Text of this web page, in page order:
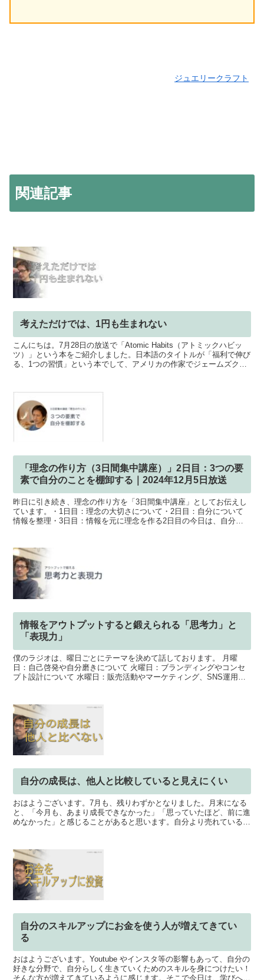
ジュエリークラフト
関連記事
考えただけでは、1円も生まれない
こんにちは。7月28日の放送で「Atomic Habits（アトミックハビッ
ツ）」という本をご紹介しました。日本語のタイトルが「福利で伸び
る、1つの習慣」という本でして、アメリカの作家でジェームズクリ
「理念の作り方（3日間集中講座）」2日目：3つの要
素で自分のことを棚卸する｜2024年12月5日放送
昨日に引き続き、理念の作り方を「3日間集中講座」としてお伝えし
ています。・1日目：理念の大切さについて・2日目：自分について
情報を整理・3日目：情報を元に理念を作る2日目の今日は、自分の
情報をアウトプットすると鍛えられる「思考力」と
「表現力」
僕のラジオは、曜日ごとにテーマを決めて話しております。 月曜
日：自己啓発や自分磨きについて 火曜日：ブランディングやコンセ
プト設計について 水曜日：販売活動やマーケティング、SNS運用に
自分の成長は、他人と比較していると見えにくい
おはようございます。7月も、残りわずかとなりました。月末になる
と、「今月も、あまり成長できなかった」「思っていたほど、前に進
めなかった」と感じることがあると思います。自分より売れている人
自分のスキルアップにお金を使う人が増えてきてい
る
おはようございます。Youtube やインスタ等の影響もあって、自分の
好きな分野で、自分らしく生きていくためのスキルを身につけたい！
そんな方が増えてきているように感じます。そこで今日は、学びへの